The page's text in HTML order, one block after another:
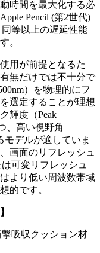
時間を最大化する必
Pencil (第2世代)
同等以上の遅延性能
。
用が前提となるた
無だけでは不十分で
）を物理的にフ
選定することが理想
輝度（Peak
、高い視野角
モデルが適していま
画面のリフレッシュ
可変リフレッシュ
より低い周波数帯域
的です。
吸収クッション材